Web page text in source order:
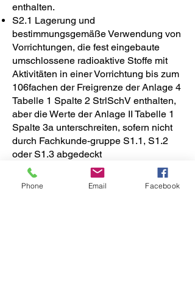
enthalten.
S2.1 Lagerung und
bestimmungsgemäße Verwendung von
Vorrichtungen, die fest eingebaute
umschlossene radioaktive Stoffe mit
Aktivitäten in einer Vorrichtung bis zum
106fachen der Freigrenze der Anlage 4
Tabelle 1 Spalte 2 StrlSchV enthalten,
aber die Werte der Anlage II Tabelle 1
Spalte 3a unterschreiten, sofern nicht
durch Fachkunde-gruppe S1.1, S1.2
oder S1.3 abgedeckt
S2.2 Umgang mit umschlossenen
radioaktiven Stoffen mit Aktivitäten bis
Phone Email Facebook